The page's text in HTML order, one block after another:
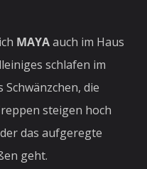
MAYAauch im Haus
schlafen im
die
steigen hoch
das aufgeregte
geht.